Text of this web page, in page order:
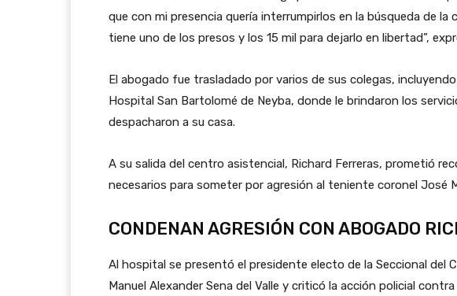
que con mi presencia quería interrumpirlos en la búsqueda de la
tiene uno de los presos y los 15 mil para dejarlo en libertad”,
El abogado fue trasladado por varios de sus colegas,
Hospital San Bartolomé de Neyba, donde le brindaron los
despacharon a su casa.
A su salida del centro asistencial, Richard Ferreras, prometió
necesarios para someter por agresión al teniente coronel José
CONDENAN AGRESIÓN CON ABOGADO
Al hospital se presentó el presidente electo de la Seccional del
Manuel Alexander Sena del Valle y criticó la acción policial